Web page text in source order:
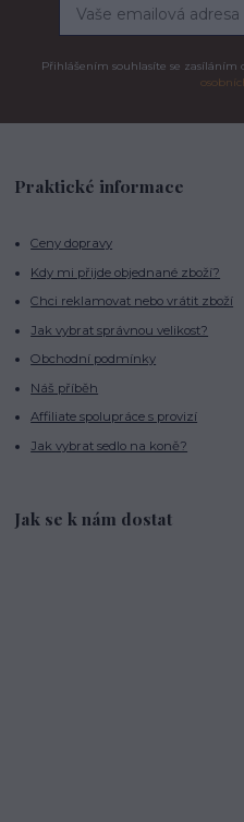
Přihlášením souhlasíte se zasíláním
Praktické informace
Ceny dopravy
Kdy mi přijde objednané zboží?
Chci reklamovat nebo vrátit zboží
Jak vybrat správnou velikost?
Obchodní podmínky
Náš příběh
Affiliate spolupráce s provizí
Jak vybrat sedlo na koně?
Jak se k nám dostat